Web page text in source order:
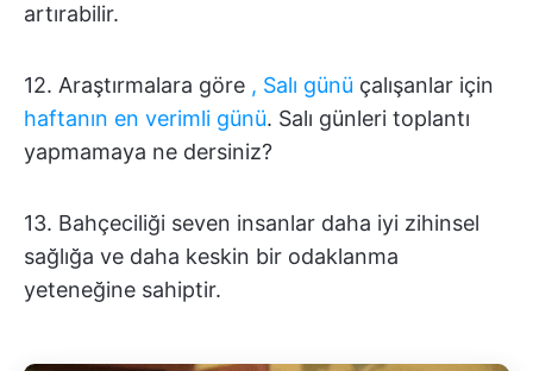
artırabilir.
12. Araştırmalara göre , Salı günü çalışanlar için
haftanın en verimli günü. Salı günleri toplantı
yapmamaya ne dersiniz?
13. Bahçeciliği seven insanlar daha iyi zihinsel
sağlığa ve daha keskin bir odaklanma
yeteneğine sahiptir.